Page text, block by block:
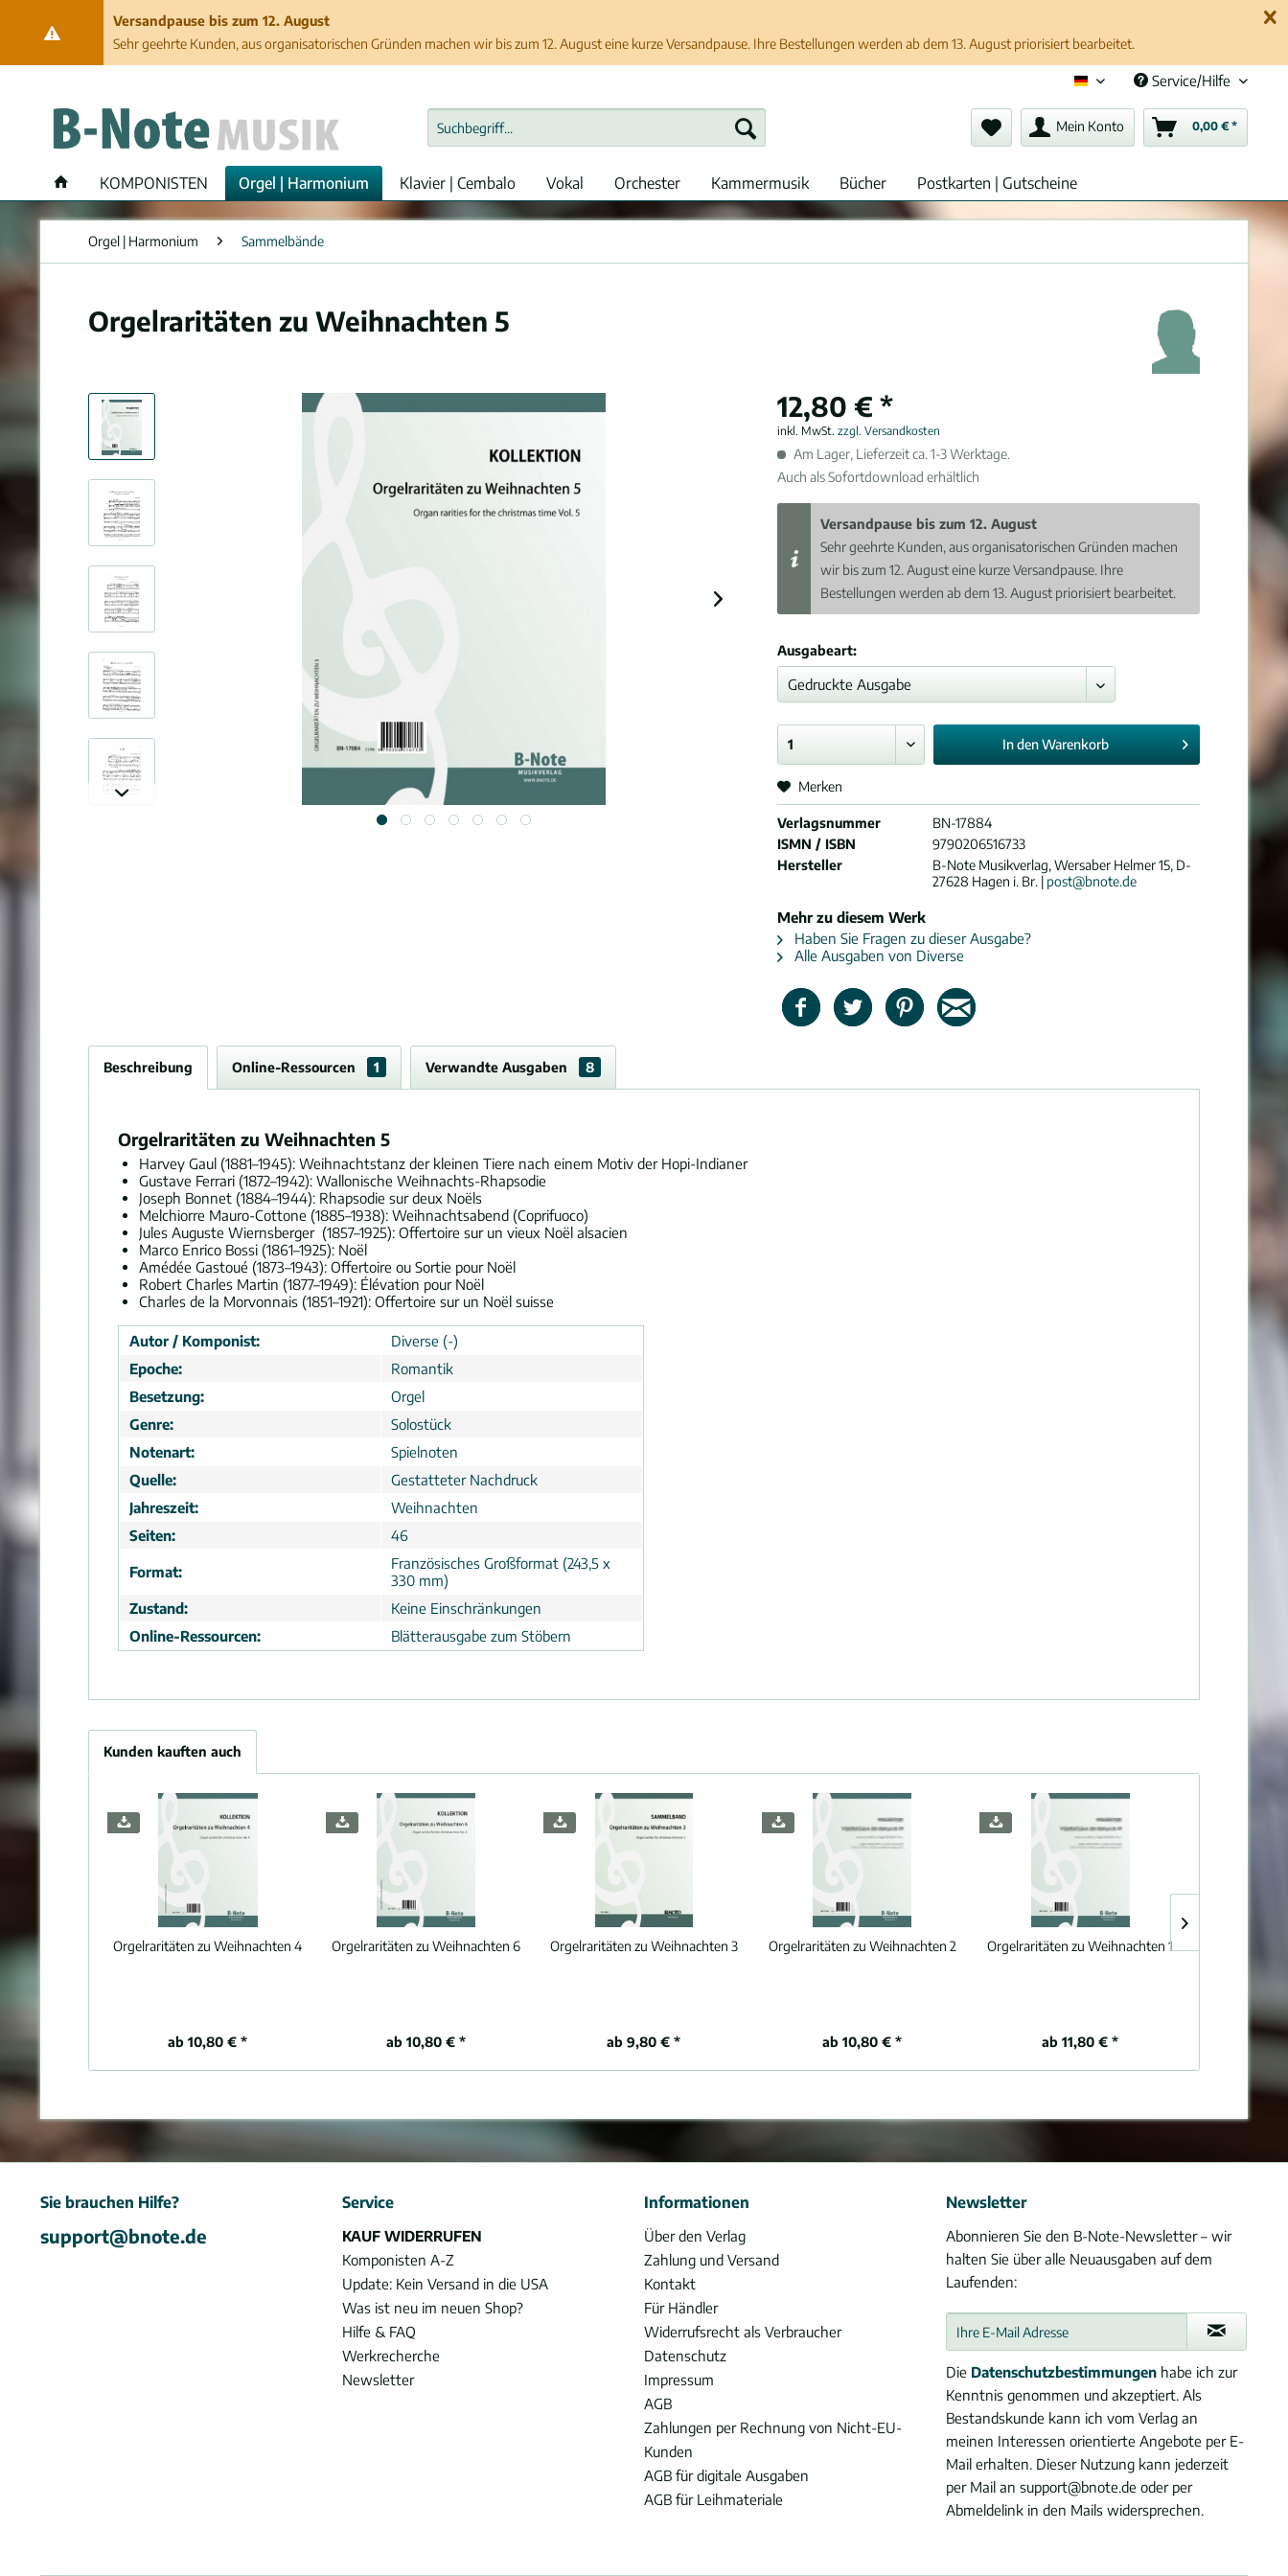
Versandpause bis zum 12. August
Sehr geehrte Kunden, aus organisatorischen Gründen machen wir bis zum 12. August eine kurze Versandpause. Ihre Bestellungen werden ab dem 13. August priorisiert bearbeitet.
Deutsch (de)
Service/Hilfe
Mein Konto 0,00 € *
KOMPONISTEN Orgel | Harmonium Klavier | Cembalo Vokal Orchester Kammermusik Bücher Postkarten | Gutscheine
Orgel | Harmonium Sammelbände
Orgelraritäten zu Weihnachten 5
12,80 € *
inkl. MwSt.zzgl. Versandkosten
Am Lager, Lieferzeit ca. 1-3 Werktage.
Auch als Sofortdownload erhältlich
Versandpause bis zum 12. August
Sehr geehrte Kunden, aus organisatorischen Gründen machen
wir bis zum 12. August eine kurze Versandpause. Ihre
Bestellungen werden ab dem 13. August priorisiert bearbeitet.
Ausgabeart:
In denWarenkorb
Merken
Verlagsnummer
BN-17884
ISMN / ISBN
9790206516733
Hersteller
B-Note Musikverlag, Wersaber Helmer 15, D-
27628 Hagen i. Br. | post@bnote.de
Mehr zu diesem Werk
Haben Sie Fragen zu dieser Ausgabe?
Alle Ausgaben von Diverse
Beschreibung Online-Ressourcen 1 Verwandte Ausgaben 8
Orgelraritäten zu Weihnachten 5
Harvey Gaul (1881–1945): Weihnachtstanz der kleinen Tiere nach einem Motiv der Hopi-Indianer
Gustave Ferrari (1872–1942): Wallonische Weihnachts-Rhapsodie
Joseph Bonnet (1884–1944): Rhapsodie sur deux Noëls
Melchiorre Mauro-Cottone (1885–1938): Weihnachtsabend (Coprifuoco)
Jules Auguste Wiernsberger (1857–1925): Offertoire sur un vieux Noël alsacien
Marco Enrico Bossi (1861–1925): Noël
Amédée Gastoué (1873–1943): Offertoire ou Sortie pour Noël
Robert Charles Martin (1877–1949): Élévation pour Noël
Charles de la Morvonnais (1851–1921): Offertoire sur un Noël suisse
Autor / Komponist:
Diverse (-)
Epoche:
Romantik
Besetzung:
Orgel
Genre:
Solostück
Notenart:
Spielnoten
Quelle:
Gestatteter Nachdruck
Jahreszeit:
Weihnachten
Seiten:
46
Format:
Französisches Großformat (243,5 x
330 mm)
Zustand:
Keine Einschränkungen
Online-Ressourcen:
Blätterausgabe zum Stöbern
Kunden kauften auch
Orgelraritäten zu Weihnachten 4
ab 10,80 € *
Orgelraritäten zu Weihnachten 6
ab 10,80 € *
Orgelraritäten zu Weihnachten 3
ab 9,80 € *
Orgelraritäten zu Weihnachten 2
ab 10,80 € *
Orgelraritäten zu Weihnachten 1
ab 11,80 € * ab
Sie brauchen Hilfe?
support@bnote.de
Service
KAUF WIDERRUFEN
Komponisten A-Z
Update: Kein Versand in die USA
Was ist neu im neuen Shop?
Hilfe & FAQ
Werkrecherche
Newsletter
Informationen
Über den Verlag
Zahlung und Versand
Kontakt
Für Händler
Widerrufsrecht als Verbraucher
Datenschutz
Impressum
AGB
Zahlungen per Rechnung von Nicht-EU-
Kunden
AGB für digitale Ausgaben
AGB für Leihmateriale
Newsletter
Abonnieren Sie den B-Note-Newsletter – wir
halten Sie über alle Neuausgaben auf dem
Laufenden:
Die Datenschutzbestimmungen habe ich zur
Kenntnis genommen und akzeptiert. Als
Bestandskunde kann ich vom Verlag an
meinen Interessen orientierte Angebote per E-
Mail erhalten. Dieser Nutzung kann jederzeit
per Mail an support@bnote.de oder per
Abmeldelink in den Mails widersprechen.